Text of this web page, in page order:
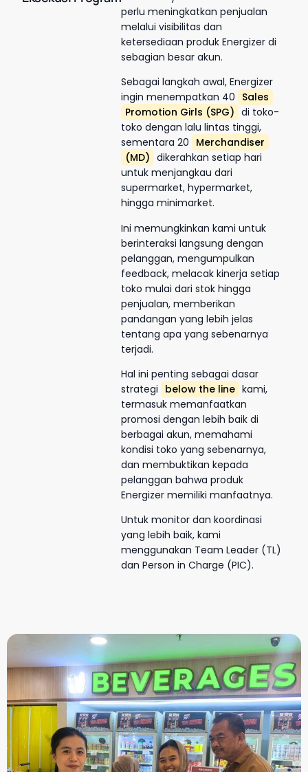
perlu meningkatkan penjualan
melalui visibilitas dan
ketersediaan produk Energizer di
sebagian besar akun.
Sebagai langkah awal, Energizer
ingin menempatkan 40 Sales
Promotion Girls (SPG) di toko-
toko dengan lalu lintas tinggi,
sementara 20 Merchandiser
(MD) dikerahkan setiap hari
untuk menjangkau dari
supermarket, hypermarket,
hingga minimarket.
Ini memungkinkan kami untuk
berinteraksi langsung dengan
pelanggan, mengumpulkan
feedback, melacak kinerja setiap
toko mulai dari stok hingga
penjualan, memberikan
pandangan yang lebih jelas
tentang apa yang sebenarnya
terjadi.
Hal ini penting sebagai dasar
strategi below the line kami,
termasuk memanfaatkan
promosi dengan lebih baik di
berbagai akun, memahami
kondisi toko yang sebenarnya,
dan membuktikan kepada
pelanggan bahwa produk
Energizer memiliki manfaatnya.
Untuk monitor dan koordinasi
yang lebih baik, kami
menggunakan Team Leader (TL)
dan Person in Charge (PIC).